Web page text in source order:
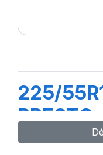
225/
PRESTO